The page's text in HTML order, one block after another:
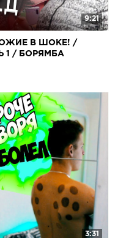
9:21
В ШОКЕ! /
1 / БОРЯМБА
3:31